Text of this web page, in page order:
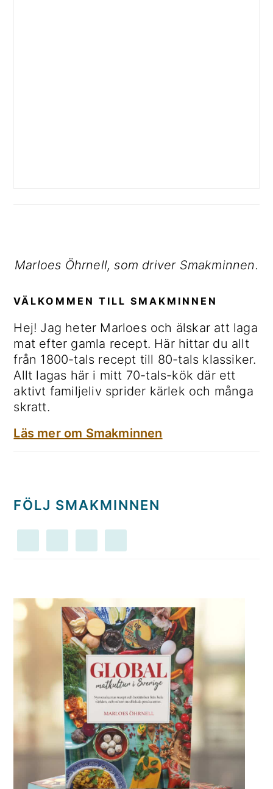
Marloes Öhrnell, som driver Smakminnen.
VÄLKOMMEN TILL SMAKMINNEN
Hej! Jag heter Marloes och älskar att laga
mat efter gamla recept. Här hittar du allt
från 1800-tals recept till 80-tals klassiker.
Allt lagas här i mitt 70-tals-kök där ett
aktivt familjeliv sprider kärlek och många
skratt.
Läs mer om Smakminnen
FÖLJ SMAKMINNEN